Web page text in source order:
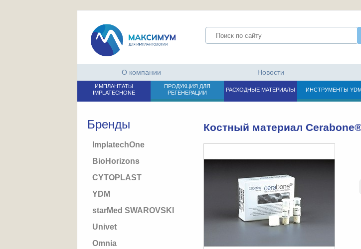
О компании Новости
ИМПЛАНТАТЫ
IMPLATECHONE
ПРОДУКЦИЯ ДЛЯ
РЕГЕНЕРАЦИИ
РАСХОДНЫЕ МАТЕРИАЛЫ ИНСТРУМЕНТЫ
Бренды
ImplatechOne
BioHorizons
CYTOPLAST
YDM
starMed SWAROVSKI
Univet
Omnia
Костный материал